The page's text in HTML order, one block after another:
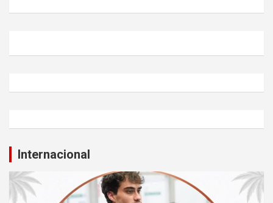
Internacional